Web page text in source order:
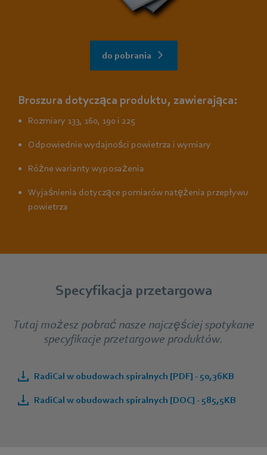
do pobrania
Broszura dotycząca produktu, zawierająca:
Rozmiary 133, 160, 190 i 225
Odpowiednie wydajności powietrza i wymiary
Różne warianty wyposażenia
Wyjaśnienia dotyczące pomiarów natężenia przepływu
powietrza
Specyfikacja przetargowa
Tutaj możesz pobrać nasze najczęściej spotykane
specyfikacje przetargowe produktów.
RadiCal w obudowach spiralnych [PDF] - 50,36KB
RadiCal w obudowach spiralnych [DOC] - 585,5KB